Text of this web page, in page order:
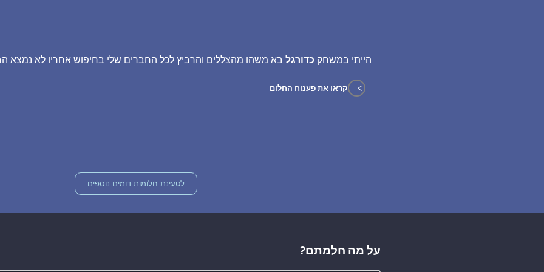
הייתי במשחק כדורגלבא משהו מהצללים והרביץ לכל החברים שלי בחיפוש אחריו לא נמצא
> קראו את פענוח החלום
לטעינת חלומות דומים נוספים
על מה חלמתם?